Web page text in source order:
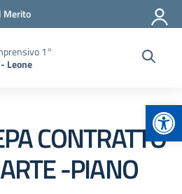
Merito
1°
Leone
CONTRATTO
-PIANO